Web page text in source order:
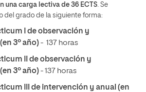
una carga lectiva de 36 ECTS. Se
del grado de la siguiente forma:
I de observación y
3º año)- 137 horas
II de observación y
3º año)- 137 horas
III de intervención y anual (en